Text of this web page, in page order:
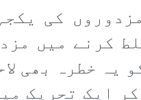
کی
کرنے میں
یہ خطرہ بھی